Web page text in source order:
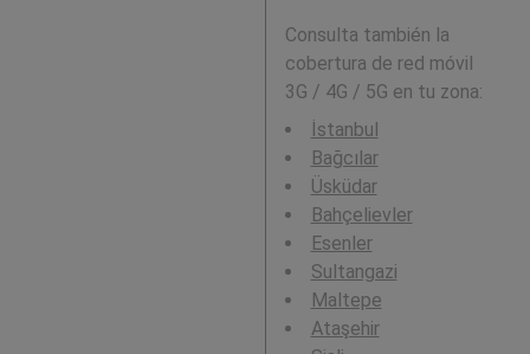
Consulta también la
cobertura de red móvil
3G / 4G / 5G en tu zona:
İstanbul
Bağcılar
Üsküdar
Bahçelievler
Esenler
Sultangazi
Maltepe
Ataşehir